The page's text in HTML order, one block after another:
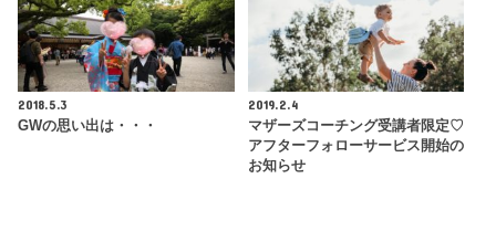
2018.5.3
GWの思い出は・・・
2019.2.4
マザーズコーチング受講者限定♡
アフターフォローサービス開始の
お知らせ